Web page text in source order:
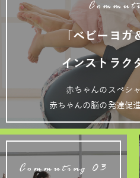
「ベビーヨガ
インストラク
赤ちゃんのスペシ
赤ちゃんの脳の発達促
Commuting 03